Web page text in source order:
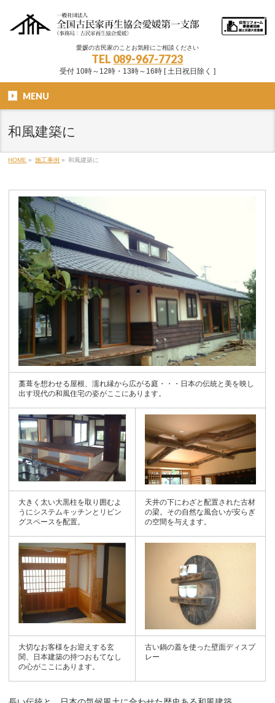
愛媛の古民家のことお気軽にご相談ください
TEL 089-967-7723
受付 10時～12時・13時～16時 [ 土日祝日除く ]
MENU
和風建築に
HOME » 施工事例 » 和風建築に
藁葺を想わせる屋根、濡れ縁から広がる庭・・・日本の伝統と美を映し
出す現代の和風住宅の姿がここにあります。
大きく太い大黒柱を取り囲むよ
うにシステムキッチンとリビン
グスペースを配置。
天井の下にわざと配置された古材
の梁。その自然な風合いが安らぎ
の空間を与えます。
大切なお客様をお迎えする玄
関、日本建築の持つおもてなし
の心がここにあります。
古い鍋の蓋を使った壁面ディスプ
レー